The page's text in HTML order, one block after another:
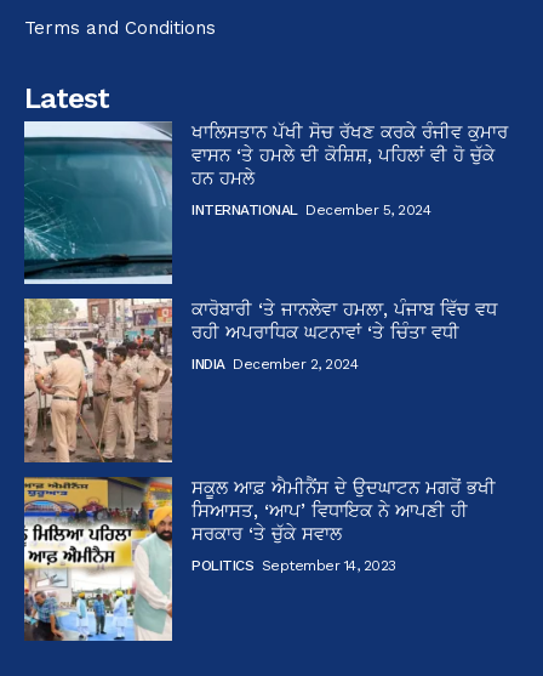
Terms and Conditions
Latest
ਖਾਲਿਸਤਾਨ ਪੱਖੀ ਸੋਚ ਰੱਖਣ ਕਰਕੇ ਰੰਜੀਵ ਕੁਮਾਰ
ਵਾਸਨ ‘ਤੇ ਹਮਲੇ ਦੀ ਕੋਸ਼ਿਸ਼, ਪਹਿਲਾਂ ਵੀ ਹੋ ਚੁੱਕੇ
ਹਨ ਹਮਲੇ
INTERNATIONAL December 5, 2024
ਕਾਰੋਬਾਰੀ ‘ਤੇ ਜਾਨਲੇਵਾ ਹਮਲਾ, ਪੰਜਾਬ ਵਿੱਚ ਵਧ
ਰਹੀ ਅਪਰਾਧਿਕ ਘਟਨਾਵਾਂ ‘ਤੇ ਚਿੰਤਾ ਵਧੀ
INDIA December 2, 2024
ਸਕੂਲ ਆਫ਼ ਐਮੀਨੈਂਸ ਦੇ ਉਦਘਾਟਨ ਮਗਰੋਂ ਭਖੀ
ਸਿਆਸਤ, ‘ਆਪ’ ਵਿਧਾਇਕ ਨੇ ਆਪਣੀ ਹੀ
ਸਰਕਾਰ ‘ਤੇ ਚੁੱਕੇ ਸਵਾਲ
POLITICS September 14, 2023